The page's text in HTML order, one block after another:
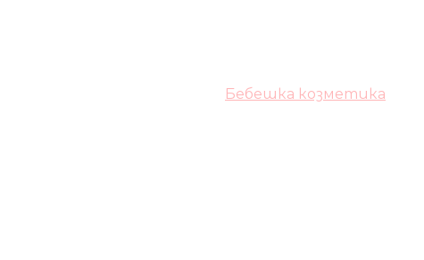
Бебешка козметика